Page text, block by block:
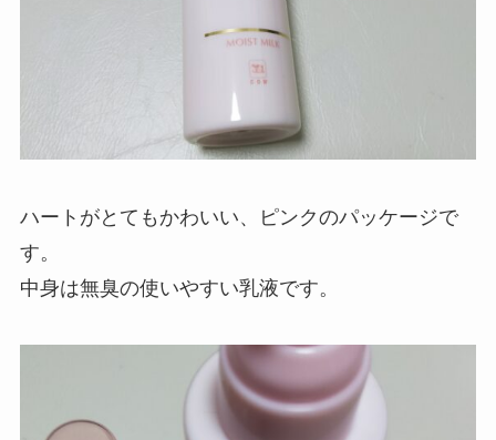
ハートがとてもかわいい、ピンクのパッケージで
す。
中身は無臭の使いやすい乳液です。